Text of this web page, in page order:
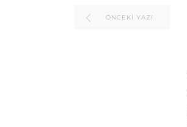
ÖNCEKI YAZI